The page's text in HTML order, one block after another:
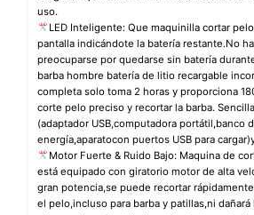
uso.
LED Inteligente: Que maquinilla cortar
pantalla indicándote la batería restante.No
preocuparse por quedarse sin batería
barba hombre batería de litio recargable
completa solo toma 2 horas y proporciona
corte pelo preciso y recortar la barba.
(adaptador USB,computadora portátil,banco
energía,aparatocon puertos USB para
Motor Fuerte & Ruido Bajo: Maquina de
está equipado con giratorio motor de alta
gran potencia,se puede recortar
el pelo,incluso para barba y patillas,ni dañará